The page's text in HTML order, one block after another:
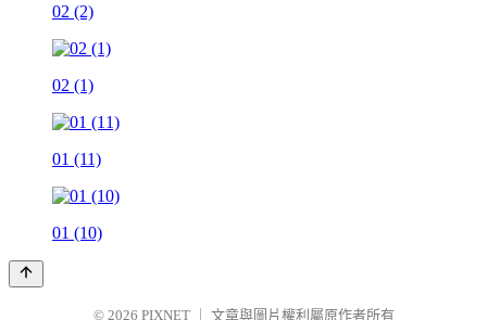
02 (2)
02 (1)
01 (11)
01 (10)
© 2026 PIXNET 文章與圖片權利屬原作者所有